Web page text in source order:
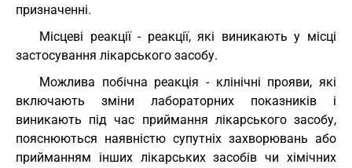
призначенні.
Місцеві реакції - реакції, які виникають у місці
застосування лікарського засобу.
Можлива побічна реакція - клінічні прояви, які
включають зміни лабораторних показників і
виникають під час приймання лікарського засобу,
пояснюються наявністю супутніх захворювань або
прийманням інших лікарських засобів чи хімічних